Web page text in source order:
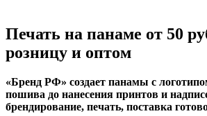
Печать на панаме от 50
розницу и оптом
«Бренд РФ» создает панамы с
пошива до нанесения принтов и
брендирование, печать, поставка